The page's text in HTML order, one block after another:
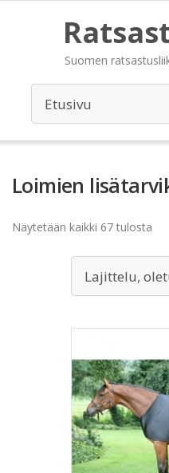
Suomen
Loimien
Näytetään kaikki 67 tulosta